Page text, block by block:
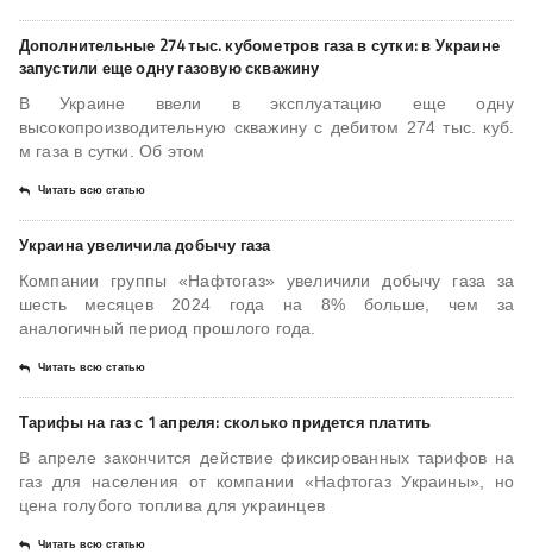
Дополнительные 274 тыс. кубометров газа в сутки: в Украине
запустили еще одну газовую скважину
В Украине ввели в эксплуатацию еще одну
высокопроизводительную скважину с дебитом 274 тыс. куб.
м газа в сутки. Об этом
Читать всю статью
Украина увеличила добычу газа
Компании группы «Нафтогаз» увеличили добычу газа за
шесть месяцев 2024 года на 8% больше, чем за
аналогичный период прошлого года.
Читать всю статью
Тарифы на газ с 1 апреля: сколько придется платить
В апреле закончится действие фиксированных тарифов на
газ для населения от компании «Нафтогаз Украины», но
цена голубого топлива для украинцев
Читать всю статью